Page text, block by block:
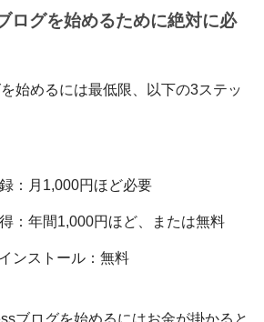
ログを始めるために絶対に必
始めるには最低限、以下の3ステッ
：月1,000円ほど必要
：年間1,000円ほど、または無料
ンストール：無料
ブログを始めるにはお金が掛かると